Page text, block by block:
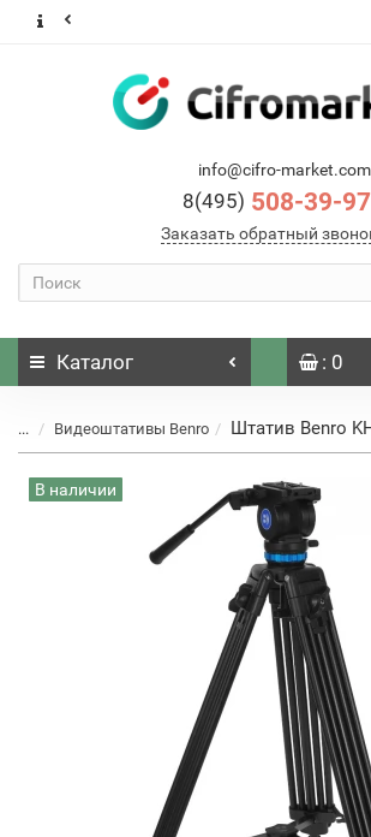
info@cifro-market.com
8(495) 508-39-97
Заказать обратный
Каталог : 0
... Видеоштативы Benro Штатив Benro
В наличии